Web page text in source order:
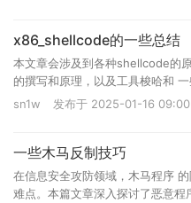
x86_shellcode的一些总结
本文章会涉及到各种shellcode的
的撰写和原理，以及工具梭哈和
sn1w 发布于 2025-01-16
一些木马反制技巧
在信息安全攻防领域，木马程序
难点。本篇文章深入探讨了恶意